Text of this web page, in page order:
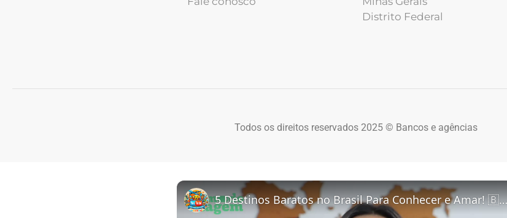
Distrito Federal
Todos os direitos reservados 2025 © Bancos e agências
5 Destinos Baratos no Brasil Para Conhecer e Amar! 🇧🇷✨